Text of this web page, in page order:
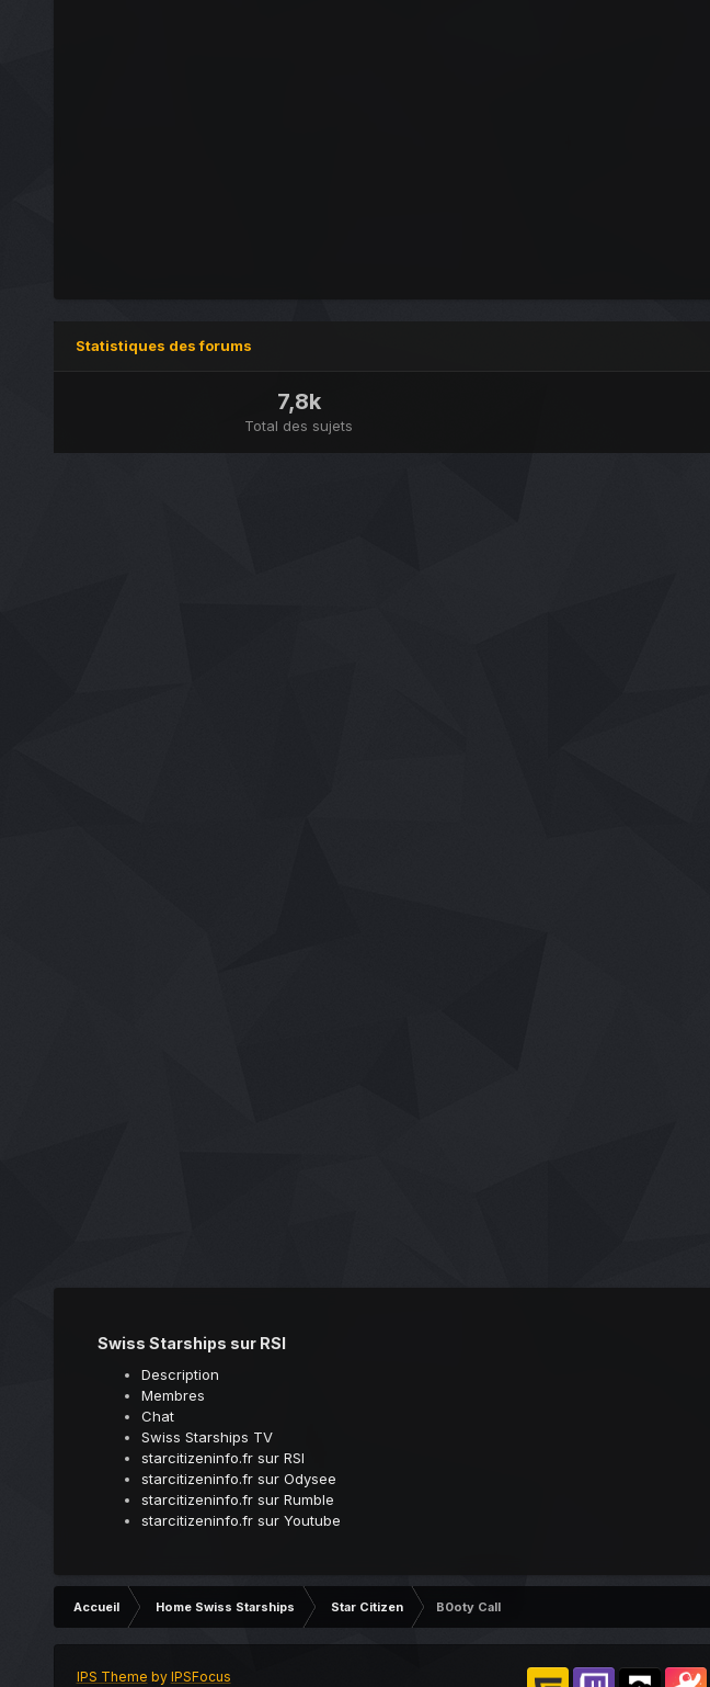
Statistiques des forums
7,8k
Total des sujets
Swiss Starships sur RSI
Description
Membres
Chat
Swiss Starships TV
starcitizeninfo.fr sur RSI
starcitizeninfo.fr sur Odysee
starcitizeninfo.fr sur Rumble
starcitizeninfo.fr sur Youtube
Accueil Home Swiss Starships Star Citizen B0oty Call
IPS Theme by IPSFocus